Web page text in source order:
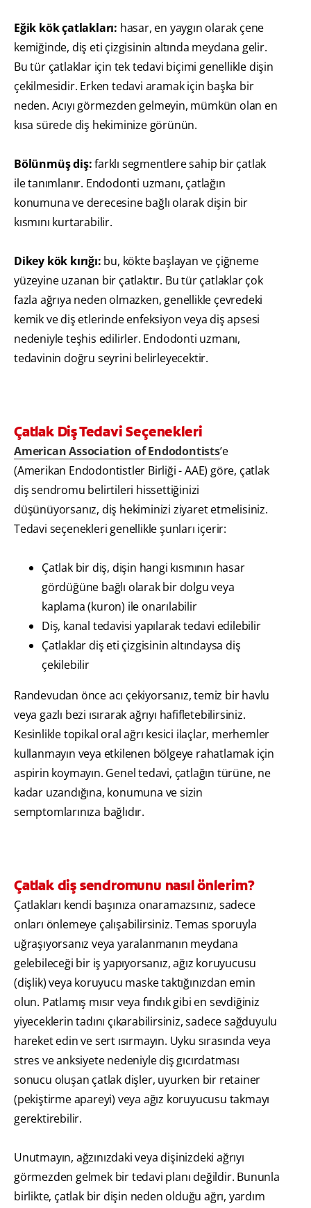
Eğik kök çatlakları: hasar, en yaygın olarak çene
kemiğinde, diş eti çizgisinin altında meydana gelir.
Bu tür çatlaklar için tek tedavi biçimi genellikle dişin
çekilmesidir. Erken tedavi aramak için başka bir
neden. Acıyı görmezden gelmeyin, mümkün olan en
kısa sürede diş hekiminize görünün.
Bölünmüş diş:farklı segmentlere sahip bir çatlak
ile tanımlanır. Endodonti uzmanı, çatlağın
konumuna ve derecesine bağlı olarak dişin bir
kısmını kurtarabilir.
Dikey kök kırığı: bu, kökte başlayan ve çiğneme
yüzeyine uzanan bir çatlaktır. Bu tür çatlaklar çok
fazla ağrıya neden olmazken, genellikle çevredeki
kemik ve diş etlerinde enfeksiyon veya diş apsesi
nedeniyle teşhis edilirler. Endodonti uzmanı,
tedavinin doğru seyrini belirleyecektir.
Çatlak Diş Tedavi Seçenekleri
American Association of Endodontists’e
(Amerikan Endodontistler Birliği - AAE) göre, çatlak
diş sendromu belirtileri hissettiğinizi
düşünüyorsanız, diş hekiminizi ziyaret etmelisiniz.
Tedavi seçenekleri genellikle şunları içerir:
Çatlak bir diş, dişin hangi kısmının hasar
gördüğüne bağlı olarak bir dolgu veya
kaplama (kuron) ile onarılabilir
Diş, kanal tedavisi yapılarak tedavi edilebilir
Çatlaklar diş eti çizgisinin altındaysa diş
çekilebilir
Randevudan önce acı çekiyorsanız, temiz bir havlu
veya gazlı bezi ısırarak ağrıyı hafifletebilirsiniz.
Kesinlikle topikal oral ağrı kesici ilaçlar, merhemler
kullanmayın veya etkilenen bölgeye rahatlamak için
aspirin koymayın. Genel tedavi, çatlağın türüne, ne
kadar uzandığına, konumuna ve sizin
semptomlarınıza bağlıdır.
Çatlak diş sendromunu nasıl önlerim?
Çatlakları kendi başınıza onaramazsınız, sadece
onları önlemeye çalışabilirsiniz. Temas sporuyla
uğraşıyorsanız veya yaralanmanın meydana
gelebileceği bir iş yapıyorsanız, ağız koruyucusu
(dişlik) veya koruyucu maske taktığınızdan emin
olun. Patlamış mısır veya fındık gibi en sevdiğiniz
yiyeceklerin tadını çıkarabilirsiniz, sadece sağduyulu
hareket edin ve sert ısırmayın. Uyku sırasında veya
stres ve anksiyete nedeniyle diş gıcırdatması
sonucu oluşan çatlak dişler, uyurken bir retainer
(pekiştirme apareyi) veya ağız koruyucusu takmayı
gerektirebilir.
Unutmayın, ağzınızdaki veya dişinizdeki ağrıyı
görmezden gelmek bir tedavi planı değildir. Bununla
birlikte, çatlak bir dişin neden olduğu ağrı, yardım